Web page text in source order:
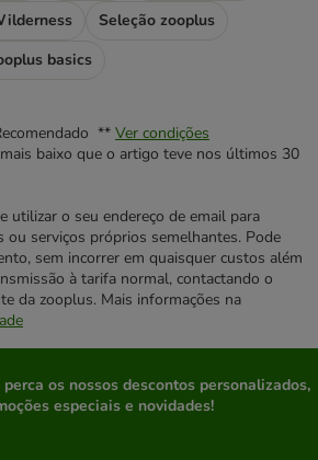
Seleção zooplus
basics
** Ver condições
baixo que o artigo teve nos últimos 30
utilizar o seu endereço de email para
ou serviços próprios semelhantes. Pode
sem incorrer em quaisquer custos além
à tarifa normal, contactando o
da zooplus. Mais informações na
perca os nossos descontos personalizados,
especiais e novidades!